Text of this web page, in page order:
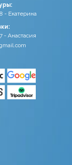
- Екатерина
- Анастасия